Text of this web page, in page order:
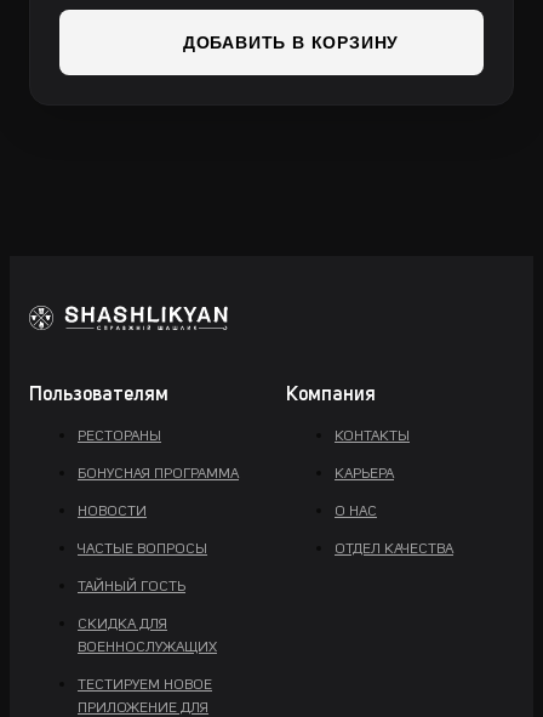
ДОБАВИТЬ В КОРЗИНУ
Пользователям
РЕСТОРАНЫ
БОНУСНАЯ ПРОГРАММА
НОВОСТИ
ЧАСТЫЕ ВОПРОСЫ
ТАЙНЫЙ ГОСТЬ
СКИДКА ДЛЯ
ВОЕННОСЛУЖАЩИХ
ТЕСТИРУЕМ НОВОЕ
ПРИЛОЖЕНИЕ ДЛЯ
Компания
КОНТАКТЫ
КАРЬЕРА
О НАС
ОТДЕЛ КАЧЕСТВА